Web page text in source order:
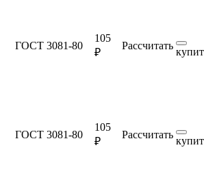
ГОСТ 3081-80
105
₽
Рассчитать
ГОСТ 3081-80
105
₽
Рассчитать